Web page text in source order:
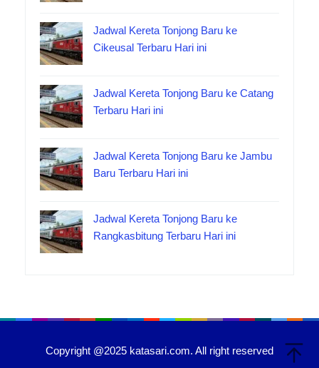
Jadwal Kereta Tonjong Baru ke
Cikeusal Terbaru Hari ini
Jadwal Kereta Tonjong Baru ke Catang
Terbaru Hari ini
Jadwal Kereta Tonjong Baru ke Jambu
Baru Terbaru Hari ini
Jadwal Kereta Tonjong Baru ke
Rangkasbitung Terbaru Hari ini
Copyright @2025 katasari.com. All right reserved